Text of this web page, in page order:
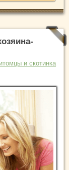
и скотинка